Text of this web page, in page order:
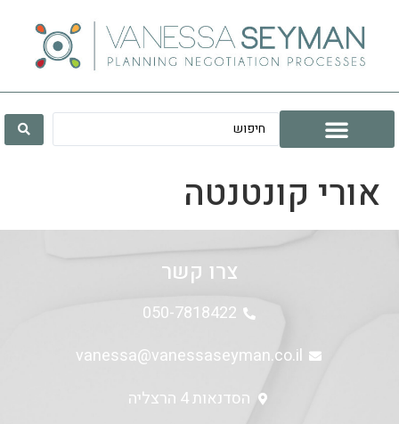
אורי קונטנטה
צרו קשר
050-7818422
vanessa@vanessaseyman.co.il
הסדנאות 4 הרצליה